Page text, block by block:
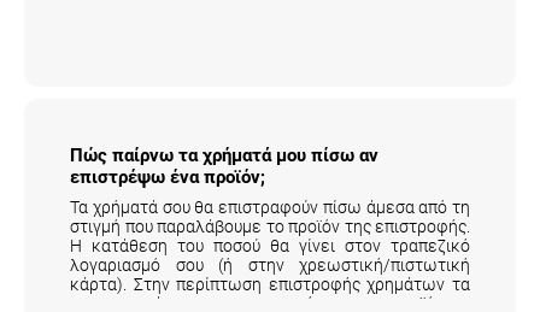
Πώς παίρνω τα χρήματά μου πίσω αν
επιστρέψω ένα προϊόν;
Τα χρήματά σου θα επιστραφούν πίσω άμεσα από τη
στιγμή που παραλάβουμε το προϊόν της επιστροφής.
Η κατάθεση του ποσού θα γίνει στον τραπεζικό
λογαριασμό σου (ή στην χρεωστική/πιστωτική
κάρτα). Στην περίπτωση επιστροφής χρημάτων τα
μεταφορικά της επιστροφής του προϊόντος